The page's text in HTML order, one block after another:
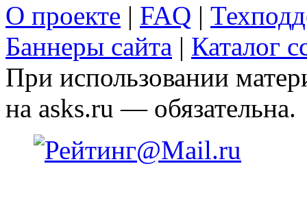
О проекте | FAQ |
Баннеры сайта | Каталог
При использовании
на asks.ru — обязательна.